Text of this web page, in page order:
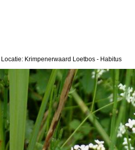
Locatie: Krimpenerwaard Loetbos - Habitus